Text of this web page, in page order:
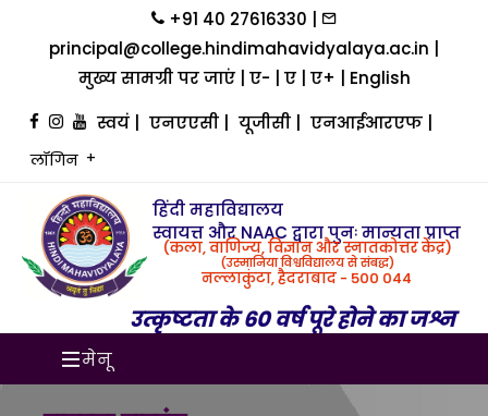
+91 40 27616330 |
principal@college.hindimahavidyalaya.ac.in |
मुख्य सामग्री पर जाएं
ए- ए ए+
English
स्वयं
एनएएसी यूजीसी एनआईआरएफ
लॉगिन
हिंदी महाविद्यालय
स्वायत्त और NAAC द्वारा पुनः मान्यता प्राप्त
(कला, वाणिज्य, विज्ञान और स्नातकोत्तर केंद्र)
(उस्मानिया विश्वविद्यालय से संबद्ध)
नल्लाकुंटा, हैदराबाद - 500 044
उत्कृष्टता के 60 वर्ष पूरे होने का जश्न
मेनू